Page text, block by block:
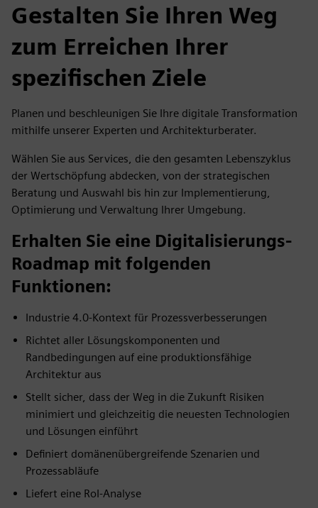
Gestalten Sie Ihren Weg
zum Erreichen Ihrer
spezifischen Ziele
Planen und beschleunigen Sie Ihre digitale Transformation
mithilfe unserer Experten und Architekturberater.
Wählen Sie aus Services, die den gesamten Lebenszyklus
der Wertschöpfung abdecken, von der strategischen
Beratung und Auswahl bis hin zur Implementierung,
Optimierung und Verwaltung Ihrer Umgebung.
Erhalten Sie eine Digitalisierungs-
Roadmap mit folgenden
Funktionen:
Industrie 4.0-Kontext für Prozessverbesserungen
Richtet aller Lösungskomponenten und
Randbedingungen auf eine produktionsfähige
Architektur aus
Stellt sicher, dass der Weg in die Zukunft Risiken
minimiert und gleichzeitig die neuesten Technologien
und Lösungen einführt
Definiert domänenübergreifende Szenarien und
Prozessabläufe
Liefert eine RoI-Analyse